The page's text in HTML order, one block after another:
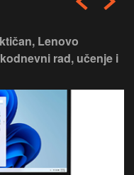
Lenovo
rad, učenje i